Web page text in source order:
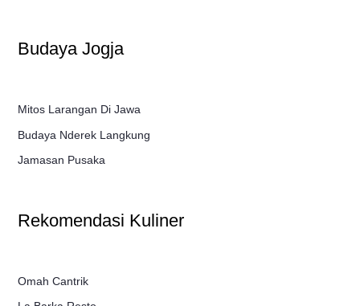
Budaya Jogja
Mitos Larangan Di Jawa
Budaya Nderek Langkung
Jamasan Pusaka
Rekomendasi Kuliner
Omah Cantrik